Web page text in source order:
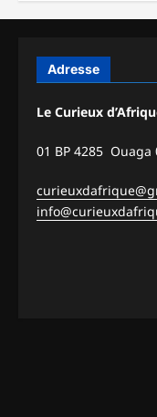
Adresse
Le Curieux
01 BP 4285 Ouaga